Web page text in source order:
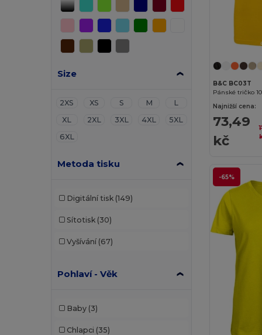
Size
2XS XS S M
L
XL
2XL 3XL 4XL
5XL
6XL
Metoda tisku
Digitální tisk (149)
Sítotisk (30)
Vyšívání (67)
Pohlaví - Věk
Baby (3)
Chlapci (35)
B&C BC03T
Pánské tričko
Najnižší cena:
73,49
kč
-65%